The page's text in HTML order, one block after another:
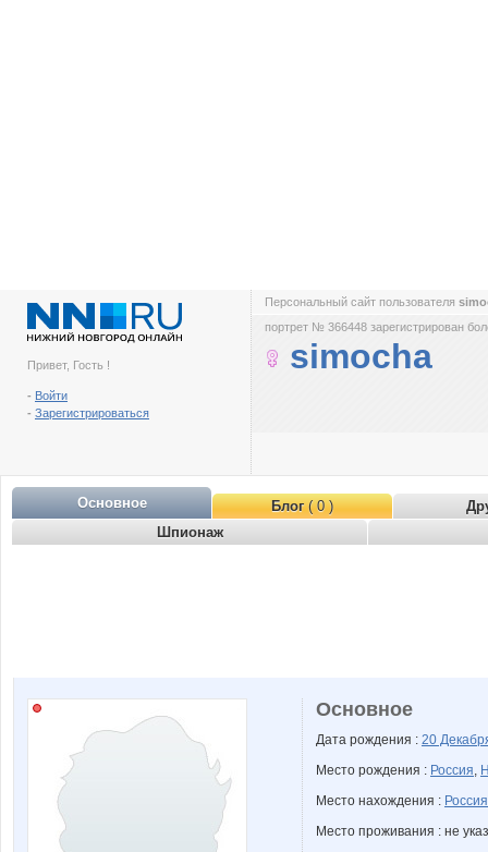
Привет, Гость !
- Войти
- Зарегистрироваться
Персональный сайт пользователя
портрет № 366448 зарегистрирован
simocha
Основное Блог( 0 )
Шпионаж
Основное
Дата рождения : 20
Место рождения : Россия,
Место нахождения : Россия
Место проживания : не